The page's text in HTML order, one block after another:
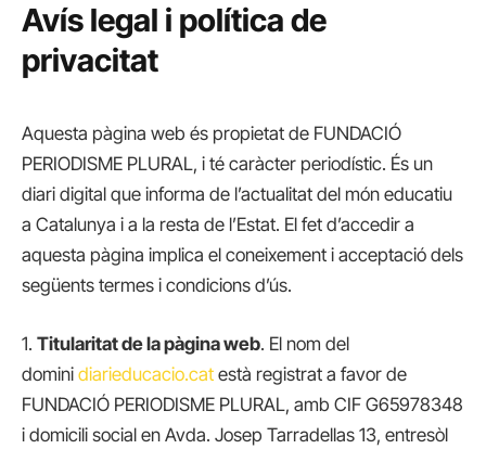
Avís legal i política de
privacitat
Aquesta pàgina web és propietat de FUNDACIÓ
PERIODISME PLURAL, i té caràcter periodístic. És un
diari digital que informa de l’actualitat del món educatiu
a Catalunya i a la resta de l’Estat. El fet d’accedir a
aquesta pàgina implica el coneixement i acceptació dels
següents termes i condicions d’ús.
1. Titularitat de la pàgina web. El nom del
domini diarieducacio.cat està registrat a favor de
FUNDACIÓ PERIODISME PLURAL, amb CIF G65978348
i domicili social en Avda. Josep Tarradellas 13, entresòl